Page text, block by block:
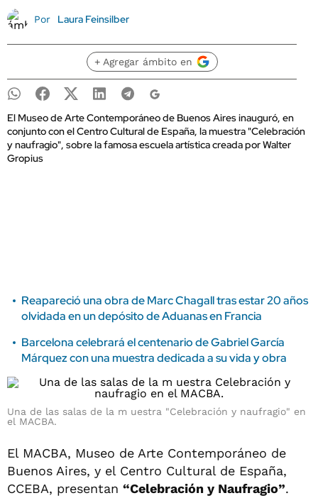
Por Laura Feinsilber
+ Agregar ámbito en
El Museo de Arte Contemporáneo de Buenos Aires inauguró, en
conjunto con el Centro Cultural de España, la muestra "Celebración
y naufragio", sobre la famosa escuela artística creada por Walter
Gropius
Reapareció una obra de Marc Chagall tras estar 20 años
olvidada en un depósito de Aduanas en Francia
Barcelona celebrará el centenario de Gabriel García
Márquez con una muestra dedicada a su vida y obra
Una de las salas de la m uestra "Celebración y naufragio" en
el MACBA.
El MACBA, Museo de Arte Contemporáneo de
Buenos Aires, y el Centro Cultural de España,
CCEBA, presentan “Celebración y Naufragio”.